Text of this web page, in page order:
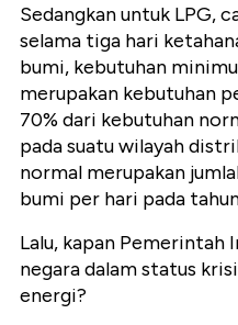
Sedangkan untuk LPG,
selama tiga hari
bumi, kebutuhan
merupakan kebutuhan
70% dari kebutuhan
pada suatu wilayah
normal merupakan
bumi per hari pada
Lalu, kapan Pemerintah
negara dalam status
energi?